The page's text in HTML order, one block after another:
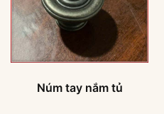
Núm tay nắm tủ